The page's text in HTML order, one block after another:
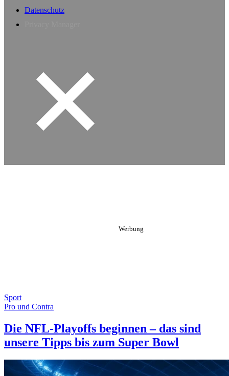
Datenschutz
Sport
Pro und Contra
Die NFL-Playoffs beginnen – das sind
unsere Tipps bis zum Super Bowl